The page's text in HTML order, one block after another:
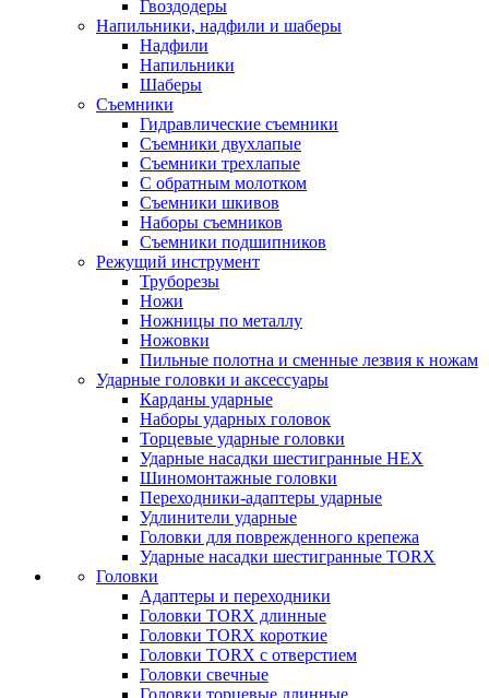
Гвоздодеры
Напильники, надфили и шаберы
Надфили
Напильники
Шаберы
Съемники
Гидравлические съемники
Съемники двухлапые
Съемники трехлапые
С обратным молотком
Съемники шкивов
Наборы съемников
Съемники подшипников
Режущий инструмент
Труборезы
Ножи
Ножницы по металлу
Ножовки
Пильные полотна и сменные лезвия к ножам
Ударные головки и аксессуары
Карданы ударные
Наборы ударных головок
Торцевые ударные головки
Ударные насадки шестигранные HEX
Шиномонтажные головки
Переходники-адаптеры ударные
Удлинители ударные
Головки для поврежденного крепежа
Ударные насадки шестигранные TORX
Головки
Адаптеры и переходники
Головки TORX длинные
Головки TORX короткие
Головки TORX с отверстием
Головки свечные
Головки торцевые длинные